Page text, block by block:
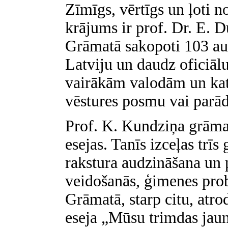
Zīmīgs, vērtīgs un ļoti
krājums ir prof. Dr. E.
Grāmatā sakopoti 103
Latviju un daudz
vairākām valodām un
vēstures posmu vai
Prof. K. Kundziņa
esejas. Tanīs izceļas
rakstura audzināšana
veidošanās, ģimenes
Grāmatā, starp citu,
eseja „Mūsu trimdas